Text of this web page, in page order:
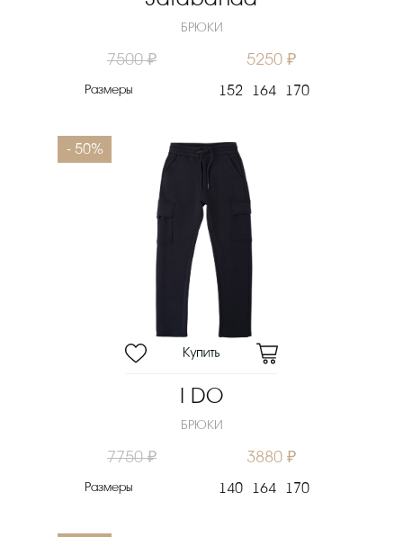
БРЮКИ
7500 ₽ 5250 ₽
Размеры 152 164 170
- 50%
I DO
БРЮКИ
7750 ₽ 3880 ₽
Размеры 140 164 170